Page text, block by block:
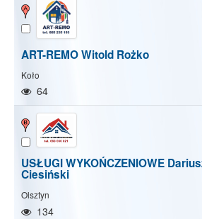
ART-REMO Witold Rożko
Koło
64
USŁUGI WYKOŃCZENIOWE
Ciesiński
Olsztyn
134